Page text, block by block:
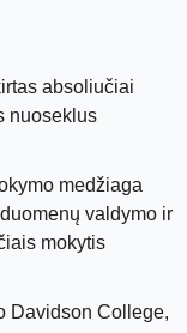
absoliučiai
nuoseklus
medžiaga
valdymo ir
mokytis
Davidson College,